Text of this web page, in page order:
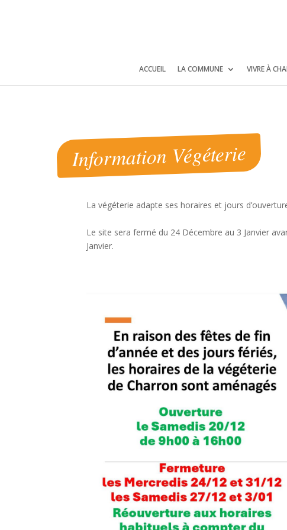
ACCUEIL LA COMMUNE VIVRE À
Information Végéterie
La végéterie adapte ses horaires et jours
Le site sera fermé du 24 Décembre au 3 Janvier
Janvier.